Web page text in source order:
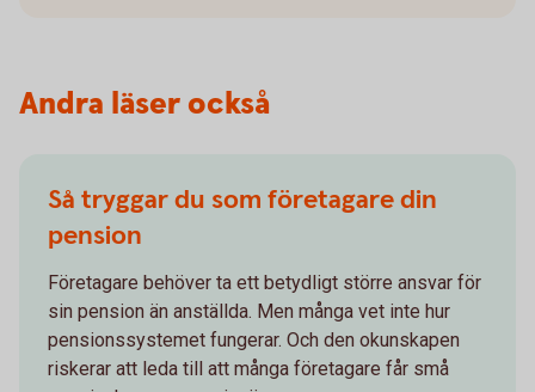
Andra läser också
Så tryggar du som företagare din
pension
Företagare behöver ta ett betydligt större ansvar för
sin pension än anställda. Men många vet inte hur
pensionssystemet fungerar. Och den okunskapen
riskerar att leda till att många företagare får små